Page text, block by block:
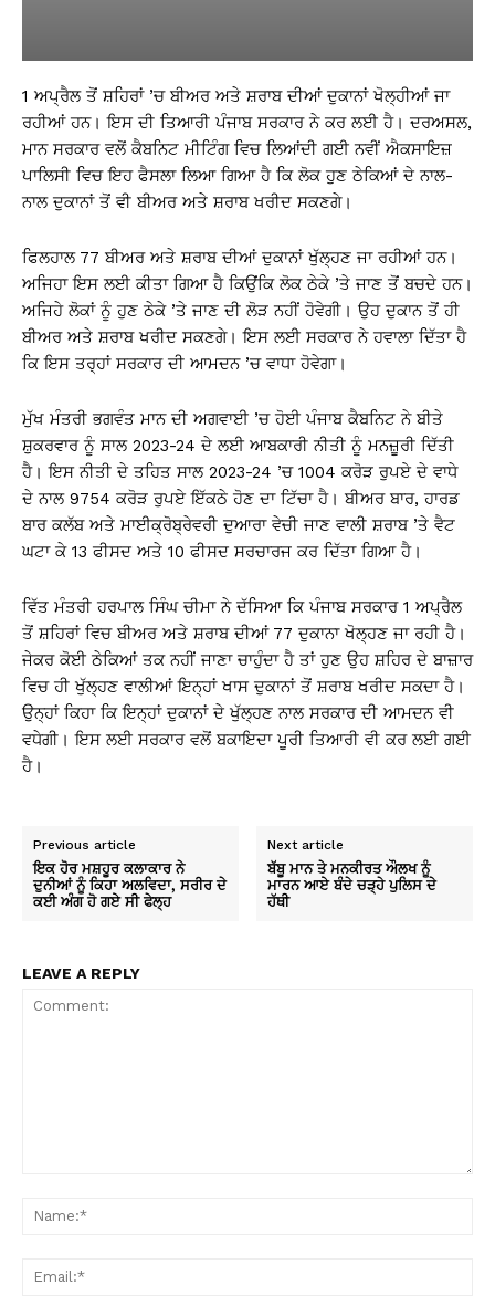
1 ਅਪ੍ਰੈਲ ਤੋਂ ਸ਼ਹਿਰਾਂ ’ਚ ਬੀਅਰ ਅਤੇ ਸ਼ਰਾਬ ਦੀਆਂ ਦੁਕਾਨਾਂ ਖੋਲ੍ਹੀਆਂ ਜਾ
ਰਹੀਆਂ ਹਨ। ਇਸ ਦੀ ਤਿਆਰੀ ਪੰਜਾਬ ਸਰਕਾਰ ਨੇ ਕਰ ਲਈ ਹੈ। ਦਰਅਸਲ,
ਮਾਨ ਸਰਕਾਰ ਵਲੋਂ ਕੈਬਨਿਟ ਮੀਟਿੰਗ ਵਿਚ ਲਿਆਂਦੀ ਗਈ ਨਵੀਂ ਐਕਸਾਇਜ਼
ਪਾਲਿਸੀ ਵਿਚ ਇਹ ਫੈਸਲਾ ਲਿਆ ਗਿਆ ਹੈ ਕਿ ਲੋਕ ਹੁਣ ਠੇਕਿਆਂ ਦੇ ਨਾਲ-
ਨਾਲ ਦੁਕਾਨਾਂ ਤੋਂ ਵੀ ਬੀਅਰ ਅਤੇ ਸ਼ਰਾਬ ਖਰੀਦ ਸਕਣਗੇ।
ਫਿਲਹਾਲ 77 ਬੀਅਰ ਅਤੇ ਸ਼ਰਾਬ ਦੀਆਂ ਦੁਕਾਨਾਂ ਖੁੱਲ੍ਹਣ ਜਾ ਰਹੀਆਂ ਹਨ।
ਅਜਿਹਾ ਇਸ ਲਈ ਕੀਤਾ ਗਿਆ ਹੈ ਕਿਉਂਕਿ ਲੋਕ ਠੇਕੇ ’ਤੇ ਜਾਣ ਤੋਂ ਬਚਦੇ ਹਨ।
ਅਜਿਹੇ ਲੋਕਾਂ ਨੂੰ ਹੁਣ ਠੇਕੇ ’ਤੇ ਜਾਣ ਦੀ ਲੋੜ ਨਹੀਂ ਹੋਵੇਗੀ। ਉਹ ਦੁਕਾਨ ਤੋਂ ਹੀ
ਬੀਅਰ ਅਤੇ ਸ਼ਰਾਬ ਖਰੀਦ ਸਕਣਗੇ। ਇਸ ਲਈ ਸਰਕਾਰ ਨੇ ਹਵਾਲਾ ਦਿੱਤਾ ਹੈ
ਕਿ ਇਸ ਤਰ੍ਹਾਂ ਸਰਕਾਰ ਦੀ ਆਮਦਨ ’ਚ ਵਾਧਾ ਹੋਵੇਗਾ।
ਮੁੱਖ ਮੰਤਰੀ ਭਗਵੰਤ ਮਾਨ ਦੀ ਅਗਵਾਈ ’ਚ ਹੋਈ ਪੰਜਾਬ ਕੈਬਨਿਟ ਨੇ ਬੀਤੇ
ਸ਼ੁਕਰਵਾਰ ਨੂੰ ਸਾਲ 2023-24 ਦੇ ਲਈ ਆਬਕਾਰੀ ਨੀਤੀ ਨੂੰ ਮਨਜ਼ੂਰੀ ਦਿੱਤੀ
ਹੈ। ਇਸ ਨੀਤੀ ਦੇ ਤਹਿਤ ਸਾਲ 2023-24 ’ਚ 1004 ਕਰੋੜ ਰੁਪਏ ਦੇ ਵਾਧੇ
ਦੇ ਨਾਲ 9754 ਕਰੋੜ ਰੁਪਏ ਇੱਕਠੇ ਹੋਣ ਦਾ ਟਿੱਚਾ ਹੈ। ਬੀਅਰ ਬਾਰ, ਹਾਰਡ
ਬਾਰ ਕਲੱਬ ਅਤੇ ਮਾਈਕ੍ਰੋਬ੍ਰੇਵਰੀ ਦੁਆਰਾ ਵੇਚੀ ਜਾਣ ਵਾਲੀ ਸ਼ਰਾਬ ’ਤੇ ਵੈਟ
ਘਟਾ ਕੇ 13 ਫੀਸਦ ਅਤੇ 10 ਫੀਸਦ ਸਰਚਾਰਜ ਕਰ ਦਿੱਤਾ ਗਿਆ ਹੈ।
ਵਿੱਤ ਮੰਤਰੀ ਹਰਪਾਲ ਸਿੰਘ ਚੀਮਾ ਨੇ ਦੱਸਿਆ ਕਿ ਪੰਜਾਬ ਸਰਕਾਰ 1 ਅਪ੍ਰੈਲ
ਤੋਂ ਸ਼ਹਿਰਾਂ ਵਿਚ ਬੀਅਰ ਅਤੇ ਸ਼ਰਾਬ ਦੀਆਂ 77 ਦੁਕਾਨਾ ਖੋਲ੍ਹਣ ਜਾ ਰਹੀ ਹੈ।
ਜੇਕਰ ਕੋਈ ਠੇਕਿਆਂ ਤਕ ਨਹੀਂ ਜਾਣਾ ਚਾਹੁੰਦਾ ਹੈ ਤਾਂ ਹੁਣ ਉਹ ਸ਼ਹਿਰ ਦੇ ਬਾਜ਼ਾਰ
ਵਿਚ ਹੀ ਖੁੱਲ੍ਹਣ ਵਾਲੀਆਂ ਇਨ੍ਹਾਂ ਖਾਸ ਦੁਕਾਨਾਂ ਤੋਂ ਸ਼ਰਾਬ ਖਰੀਦ ਸਕਦਾ ਹੈ।
ਉਨ੍ਹਾਂ ਕਿਹਾ ਕਿ ਇਨ੍ਹਾਂ ਦੁਕਾਨਾਂ ਦੇ ਖੁੱਲ੍ਹਣ ਨਾਲ ਸਰਕਾਰ ਦੀ ਆਮਦਨ ਵੀ
ਵਧੇਗੀ। ਇਸ ਲਈ ਸਰਕਾਰ ਵਲੋਂ ਬਕਾਇਦਾ ਪੂਰੀ ਤਿਆਰੀ ਵੀ ਕਰ ਲਈ ਗਈ
ਹੈ।
Previous article
ਇਕ ਹੋਰ ਮਸ਼ਹੂਰ ਕਲਾਕਾਰ ਨੇ
ਦੁਨੀਆਂ ਨੂੰ ਕਿਹਾ ਅਲਵਿਦਾ, ਸਰੀਰ ਦੇ
ਕਈ ਅੰਗ ਹੋ ਗਏ ਸੀ ਫੇਲ੍ਹ
Next article
ਬੱਬੂ ਮਾਨ ਤੇ ਮਨਕੀਰਤ ਔਲਖ ਨੂੰ
ਮਾਰਨ ਆਏ ਬੰਦੇ ਚੜ੍ਹੇ ਪੁਲਿਸ ਦੇ
ਹੱਥੀ
LEAVE A REPLY